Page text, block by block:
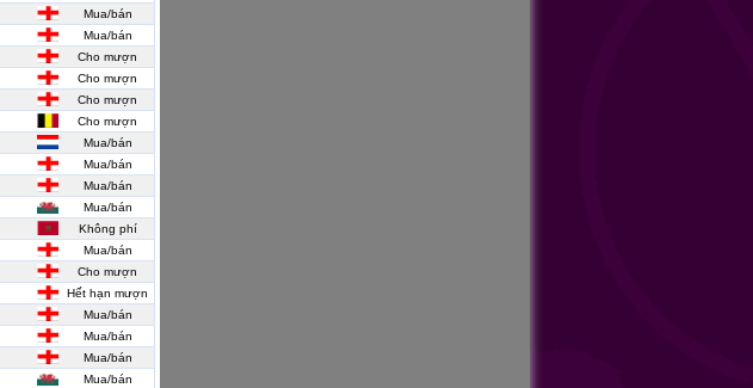
Mua/bán
Mua/bán
Cho mượn
Cho mượn
Cho mượn
Cho mượn
Mua/bán
Mua/bán
Mua/bán
Mua/bán
Không phí
Mua/bán
Cho mượn
Hết hạn mượn
Mua/bán
Mua/bán
Mua/bán
Mua/bán